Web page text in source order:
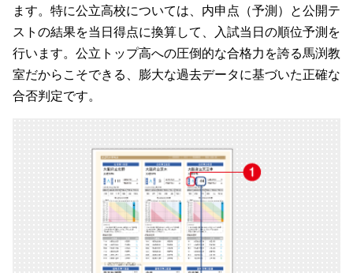
ます。特に公立高校については、内申点（予測）と公開テ
ストの結果を当日得点に換算して、入試当日の順位予測を
行います。公立トップ高への圧倒的な合格力を誇る馬渕教
室だからこそできる、膨大な過去データに基づいた正確な
合否判定です。